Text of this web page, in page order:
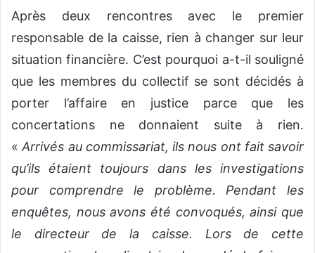
Après deux rencontres avec le premier
responsable de la caisse, rien à changer sur leur
situation financière. C’est pourquoi a-t-il souligné
que les membres du collectif se sont décidés à
porter l’affaire en justice parce que les
concertations ne donnaient suite à rien.
«Arrivés au commissariat, ils nous ont fait savoir
qu’ils étaient toujours dans les investigations
pour comprendre le problème. Pendant les
enquêtes, nous avons été convoqués, ainsi que
le directeur de la caisse. Lors de cette